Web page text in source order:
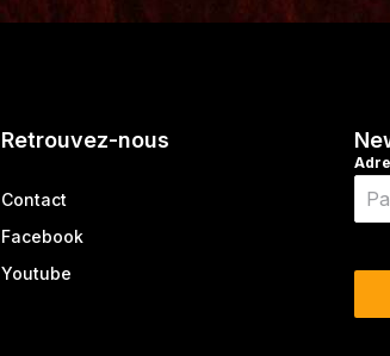
Retrouvez-nous
Contact
Facebook
Youtube